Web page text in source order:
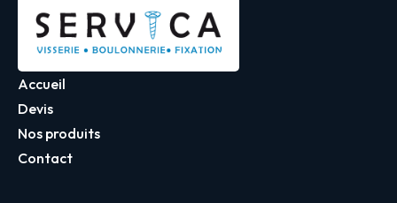
Accueil
Devis
Nos produits
Contact